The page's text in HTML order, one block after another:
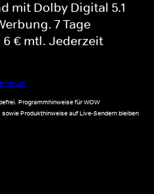
mit Dolby Digital 5.1
7 Tage
€ mtl. Jederzeit
Programmhinweise für WOW
Produkthinweise auf Live-Sendern bleiben